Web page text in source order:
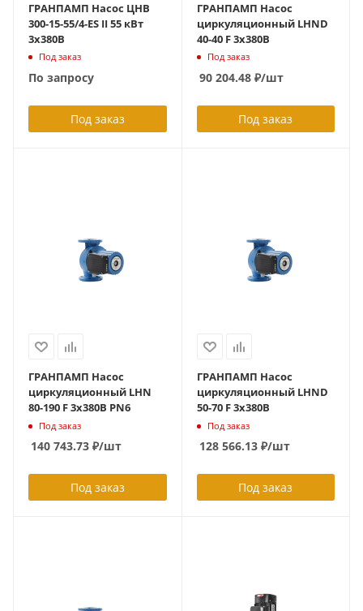
ГРАНПАМП Насос ЦНВ
300-15-55/4-ES II 55 кВт
3х380В
Под заказ
По запросу
Под заказ
ГРАНПАМП Насос
циркуляционный LHND
40-40 F 3х380В
Под заказ
90 204.48₽/шт
Под заказ
ГРАНПАМП Насос
циркуляционный LHN
80-190 F 3х380В PN6
Под заказ
140 743.73 ₽/шт
Под заказ
ГРАНПАМП Насос
циркуляционный LHND
50-70 F 3х380В
Под заказ
128 566.13₽/шт
Под заказ